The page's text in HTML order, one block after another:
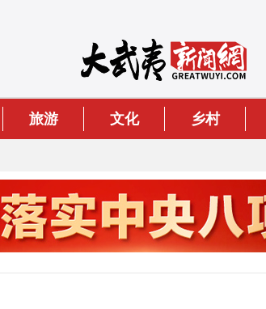
旅游 文化 乡村